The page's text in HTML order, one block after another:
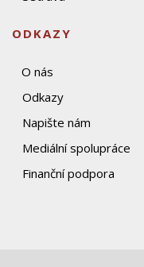
ODKAZY
O nás
Odkazy
Napište nám
Mediální spolupráce
Finanční podpora